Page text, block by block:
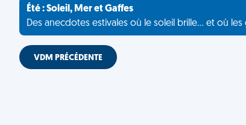
Été : Soleil, Mer et Gaffes
Des anecdotes estivales où le soleil brille... et où
VDM PRÉCÉDENTE